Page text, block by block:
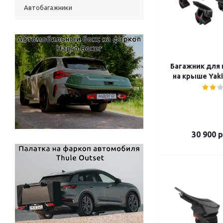
Багажник для
на крыше
30 900
Автобагажники